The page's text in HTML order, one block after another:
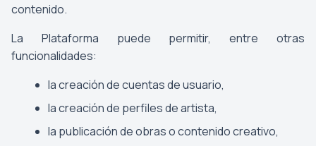
contenido.
La Plataforma puede permitir, entre otras
funcionalidades:
la creación de cuentas de usuario,
la creación de perfiles de artista,
la publicación de obras o contenido creativo,